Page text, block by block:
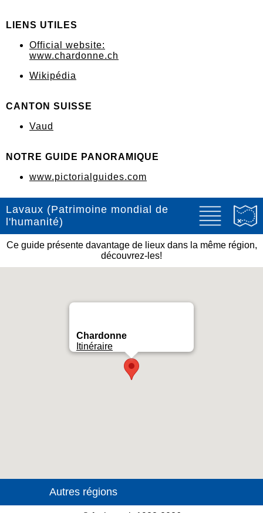
LIENS UTILES
Official website:
www.chardonne.ch
Wikipédia
CANTON SUISSE
Vaud
NOTRE GUIDE PANORAMIQUE
www.pictorialguides.com
Lavaux (Patrimoine mondial de
l'humanité)
Ce guide présente davantage de lieux dans la même région,
découvrez-les!
Chardonne
Itinéraire